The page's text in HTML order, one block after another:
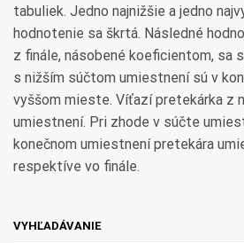
tabuliek. Jedno najnižšie a jedno
hodnotenie sa škrtá. Následné
z finále, násobené koeficientom, sa
s nižším súčtom umiestnení sú v
vyššom mieste. Víťazí pretekárka z
umiestnení. Pri zhode v súčte
konečnom umiestnení pretekára
respektíve vo finále.
VYHĽADÁVANIE